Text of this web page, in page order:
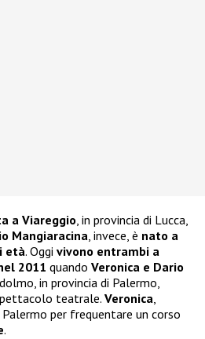
a Viareggio, in provincia di Lucca,
Mangiaracina, invece, è nato a
età. Oggi vivono entrambi a
2011 quando Veronica e Dario
in provincia di Palermo,
teatrale. Veronica,
per frequentare un corso
.